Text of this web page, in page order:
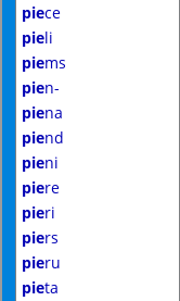
piece
pieli
piems
pien-
piena
piend
pieni
piere
pieri
piers
pieru
pieta